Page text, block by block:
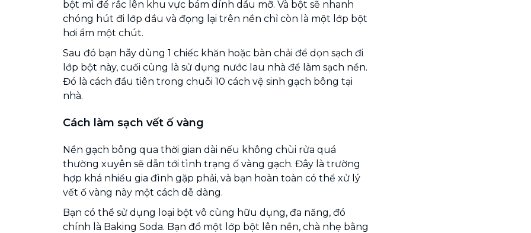
bột mì để rắc lên khu vực bám dính dầu mỡ. Và bột sẽ nhanh
chóng hút đi lớp dầu và đọng lại trên nền chỉ còn là một lớp bột
hơi ẩm một chút.
Sau đó bạn hãy dùng 1 chiếc khăn hoặc bàn chải để dọn sạch đi
lớp bột này, cuối cùng là sử dụng nước lau nhà để làm sạch nền.
Đó là cách đầu tiên trong chuỗi 10 cách vệ sinh gạch bông tại
nhà.
Cách làm sạch vết ố vàng
Nền gạch bông qua thời gian dài nếu không chùi rửa quá
thường xuyên sẽ dẫn tới tình trạng ố vàng gạch. Đây là trường
hợp khá nhiều gia đình gặp phải, và bạn hoàn toàn có thể xử lý
vết ố vàng này một cách dễ dàng.
Bạn có thể sử dụng loại bột vô cùng hữu dụng, đa năng, đó
chính là Baking Soda. Bạn đổ một lớp bột lên nền, chà nhẹ bằng